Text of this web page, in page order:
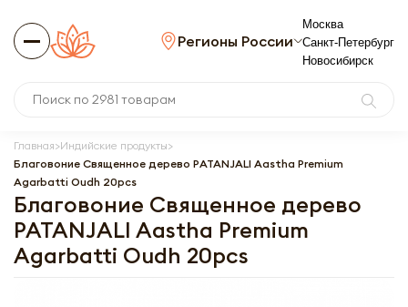
Регионы России
Москва
Санкт-Петербург
Новосибирск
Главная Индийские продукты
Благовоние Священное дерево PATANJALI Aastha Premium
Agarbatti Oudh 20pcs
Благовоние Священное дерево
PATANJALI Aastha Premium
Agarbatti Oudh 20pcs